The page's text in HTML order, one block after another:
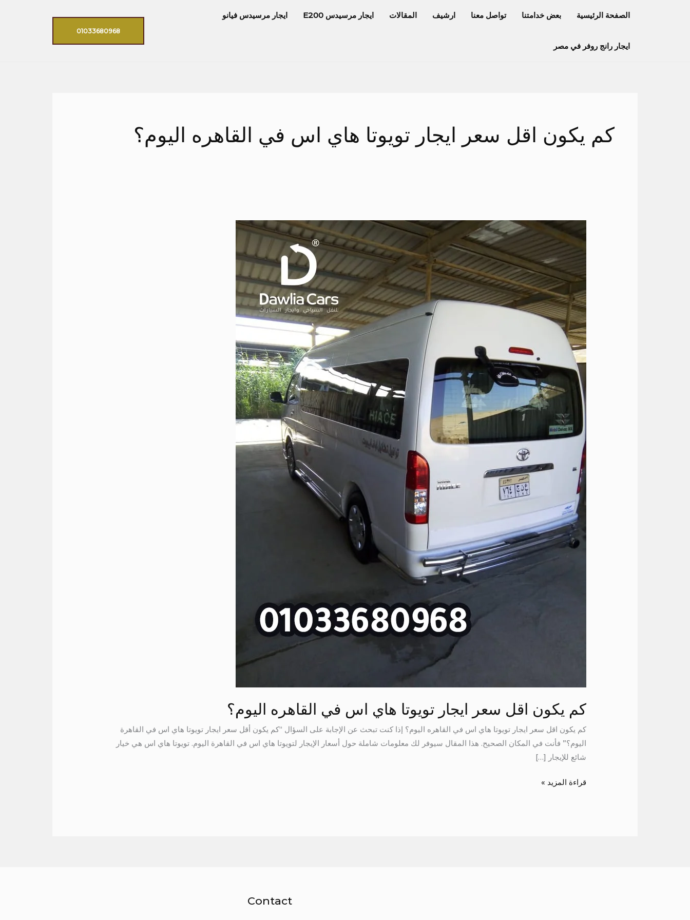
الصفحة الرئيسية بعض خدامتنا تواصل معنا ارشيف المقالات ايجار مرسيدس E200 ايجار مرسيدس فيانو
ايجار رانج روفر في مصر
01033680968
كم يكون اقل سعر ايجار تويوتا هاي اس في القاهره اليوم؟
كم يكون اقل سعر ايجار تويوتا هاي اس في القاهره اليوم؟
كم يكون اقل سعر ايجار تويوتا هاي اس في القاهره اليوم؟ إذا كنت تبحث عن الإجابة على السؤال “كم يكون أقل سعر ايجار تويوتا هاي اس في القاهرة
اليوم؟” فأنت في المكان الصحيح. هذا المقال سيوفر لك معلومات شاملة حول أسعار الإيجار لتويوتا هاي اس في القاهرة اليوم. تويوتا هاي اس هي خيار
شائع للإيجار […]
يكون
اقل
ايجار
تويوتا
هاي
اس
في
القاهره
اليوم؟
قراءة المزيد »
Contact